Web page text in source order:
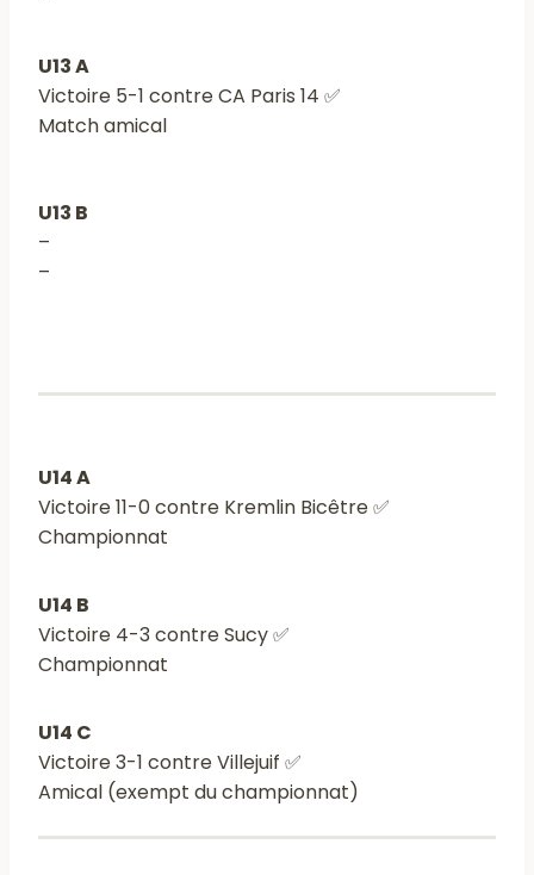
U13 A
Victoire 5-1 contre CA Paris 14 ✅
Match amical
U13 B
–
–
U14 A
Victoire 11-0 contre Kremlin Bicêtre ✅
Championnat
U14 B
Victoire 4-3 contre Sucy ✅
Championnat
U14 C
Victoire 3-1 contre Villejuif ✅
Amical (exempt du championnat)